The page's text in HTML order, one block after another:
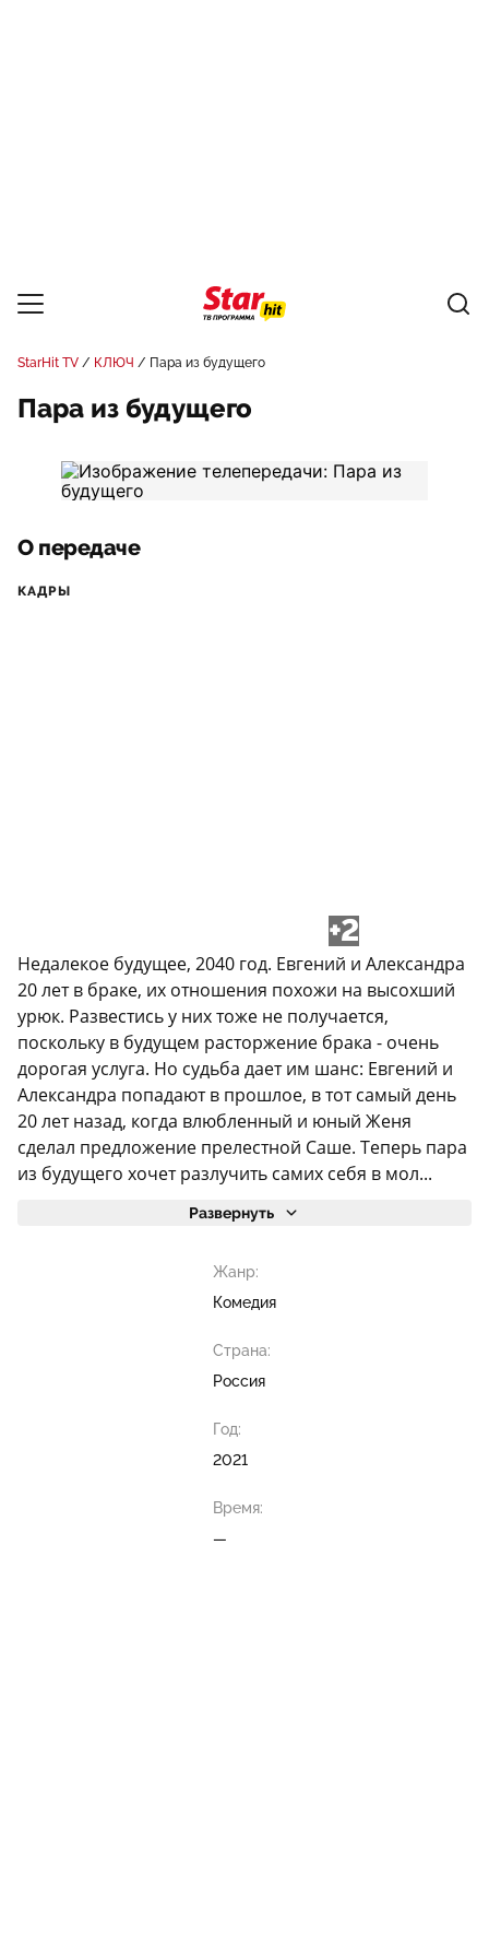
StarHit TV КЛЮЧ Пара из будущего
Пара из будущего
О передаче
КАДРЫ
+2
Недалекое будущее, 2040 год. Евгений и Александра
20 лет в браке, их отношения похожи на высохший
урюк. Развестись у них тоже не получается,
поскольку в будущем расторжение брака - очень
дорогая услуга. Но судьба дает им шанс: Евгений и
Александра попадают в прошлое, в тот самый день
20 лет назад, когда влюбленный и юный Женя
сделал предложение прелестной Саше. Теперь пара
из будущего хочет разлучить самих себя в мол...
Развернуть
Жанр:
Комедия
Страна:
Россия
Год:
2021
Время:
—